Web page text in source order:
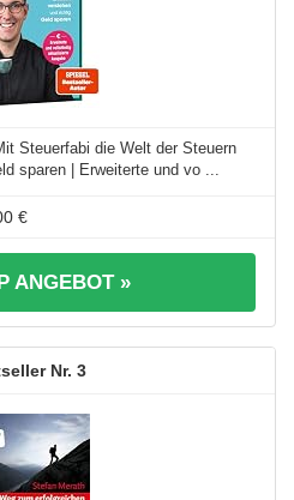
Steuerfabi die Welt der Steuern
sparen | Erweiterte und vo ...
€
ANGEBOT »
3